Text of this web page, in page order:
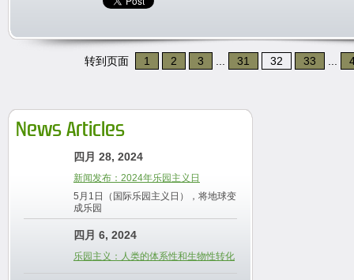
转到页面 1 2 3 31 32 33
News Articles
四月 28, 2024
新闻发布：2024年乐园主义日
5月1日（国际乐园主义日），将地球变
成乐园
四月 6, 2024
乐园主义：人类的体系性和生物性转化